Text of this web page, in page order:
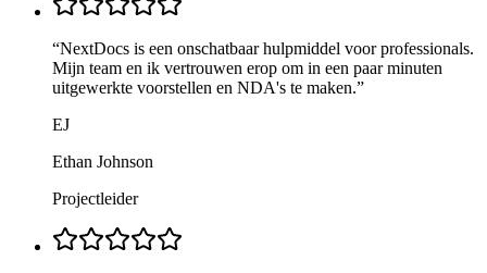
“NextDocs is een onschatbaar hulpmiddel voor professionals.
Mijn team en ik vertrouwen erop om in een paar minuten
uitgewerkte voorstellen en NDA's te maken.”
EJ
Ethan Johnson
Projectleider